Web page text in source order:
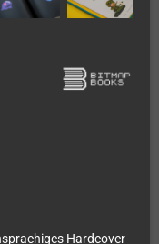
Hardcover